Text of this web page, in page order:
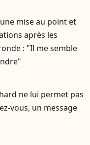
mise au point et
après les
: "Il me semble
ne lui permet pas
vous, un message